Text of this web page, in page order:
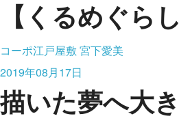
【くるめぐら
コーポ江戸屋敷 宮下愛美
2019年08月17日
描いた夢へ大